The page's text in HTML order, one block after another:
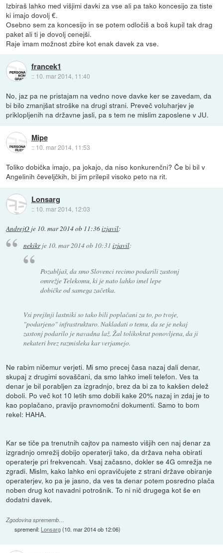
Izbiraš lahko med višjimi davki za vse ali pa tako koncesijo za tiste
ki imajo dovolj €.
Osebno sem za koncesijo in se potem odločiš a boš kupil tak drag
paket ali ti je dovolj cenejši.
Raje imam možnost zbire kot enak davek za vse.
francek1
:: 10. mar 2014, 11:40
No, jaz pa ne pristajam na vedno nove davke ker se zavedam, da
bi bilo zmanjšat stroške na drugi strani. Preveč voluharjev je
priklopljenih na državne jasli, pa s tem ne mislim zaposlene v JU.
Mipe
:: 10. mar 2014, 11:53
Toliko dobička imajo, pa jokajo, da niso konkurenčni? Če bi bil v
Angelinih čeveljčkih, bi jim prilepil visoko peto na rit.
Lonsarg
:: 10. mar 2014, 12:03
AndrejO je 10. mar 2014 ob 11:36izjavil:
nekikrje 10. mar 2014 ob 10:31 izjavil:
Pozabljaš, da smo Slovenci recimo podarili zastonj
omrežje Telekomu, ki je nato lahko imel lepe
dobičke od samega začetka.
Vsi prejšnji lastniki so tako bili poplačani za to, po tvoje,
"podarjeno" infrastrukturo. Nakladati o temu, da se je nekaj
zastonj podarilo je navadna laž. Žal tolikokrat ponovljena, da ji
nekateri brez razmisleka kar verjamejo.
Ne rabim ničemur verjeti. Mi smo precej časa nazaj dali denar,
skupaj z drugimi sovaščani, da smo lahko imeli telefon. Ves ta
denar je bil porabljen za izgradnjo, brez da bi za to kakšen delež
doboli. Po več kot 10 letih smo dobili kake 20% nazaj in zdaj je to
kao poplačano, pravijo pravnomočni dokumenti. Samo to bom
rekel: HAHA.
Kar se tiče pa trenutnih cajtov pa namesto višjih cen naj denar za
izgradnjo omrežij dobijo operaterji tako, da država neha obirati
operaterje pri frekvencah. Vsaj začasno, dokler se 4G omrežja ne
zgradi. Mislm, kako lahko eni opravičujete z strani države obiranje
operaterjev, ko pa je jasno, da ves ta denar potem posredno plača
noben drug kot navadni potrošnik. To ni nič drugega kot še en
dodatni davek.
Zgodovina sprememb…
spremenil: Lonsarg(10. mar 2014 ob 12:06)